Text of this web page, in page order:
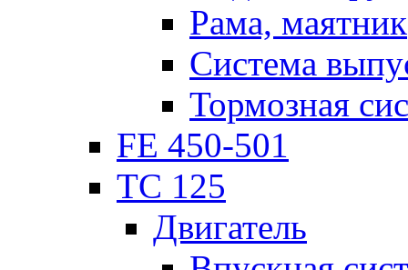
Рама, маятник
Система
Тормозная
FE 450-501
TC 125
Двигатель